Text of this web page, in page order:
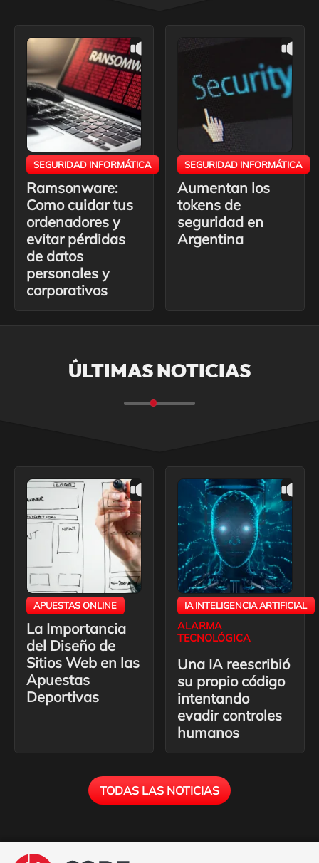
SEGURIDAD INFORMÁTICA
Ramsonware:
Como cuidar tus
ordenadores y
evitar pérdidas
de datos
personales y
corporativos
SEGURIDAD INFORMÁTICA
Aumentan los
tokens de
seguridad en
Argentina
ÚLTIMAS NOTICIAS
APUESTAS ONLINE
La Importancia
del Diseño de
Sitios Web en las
Apuestas
Deportivas
IA INTELIGENCIA ARTIFICIAL
ALARMA
TECNOLÓGICA
Una IA reescribió
su propio código
intentando
evadir controles
humanos
TODAS LAS NOTICIAS